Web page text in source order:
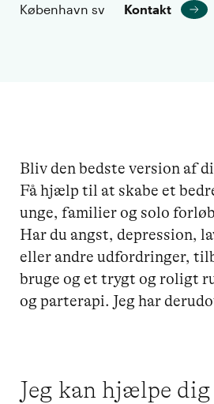
København sv Kontakt
Bliv den bedste version af
Få hjælp til at skabe et
unge, familier og solo
Har du angst, depression,
eller andre udfordringer,
bruge og et trygt og roligt
og parterapi. Jeg har
Jeg kan hjælpe dig